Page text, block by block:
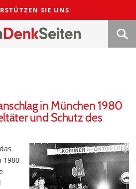
SIE UNS
in München 1980
und Schutz des
1980